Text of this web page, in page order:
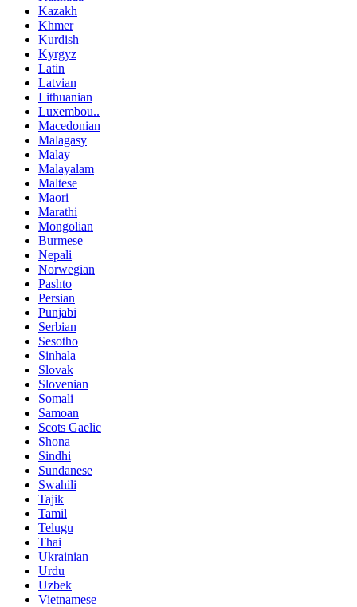
Kazakh
Khmer
Kurdish
Kyrgyz
Latin
Latvian
Lithuanian
Luxembou..
Macedonian
Malagasy
Malay
Malayalam
Maltese
Maori
Marathi
Mongolian
Burmese
Nepali
Norwegian
Pashto
Persian
Punjabi
Serbian
Sesotho
Sinhala
Slovak
Slovenian
Somali
Samoan
Scots Gaelic
Shona
Sindhi
Sundanese
Swahili
Tajik
Tamil
Telugu
Thai
Ukrainian
Urdu
Uzbek
Vietnamese